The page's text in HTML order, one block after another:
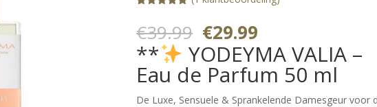
gebaseerd
klantbeoorde
€39.99 Oorspronkelijke
prijs
was:
€39.99.
€29.99
prijs
is:
€29.99.
** YODEYMA VALIA –
Eau de Parfum 50 ml
De Luxe, Sensuele & Sprankelende Damesgeur voor